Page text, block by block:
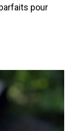
pour